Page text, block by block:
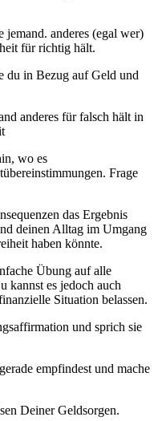
anderes (egal wer)
für richtig hält.
du in Bezug auf Geld und
anderes für falsch hält in
wo es
Frage
das Ergebnis
deinen Alltag im Umgang
haben könnte.
Übung auf alle
kannst es jedoch auch
Situation belassen.
und sprich sie
empfindest und mache
Deiner Geldsorgen.